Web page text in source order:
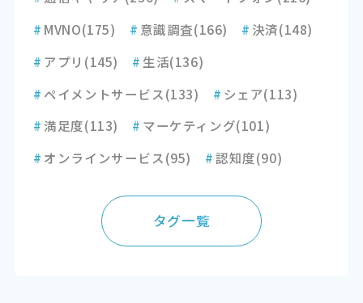
# MVNO(175) # 意識調査(166) # 決済(148)
# アプリ (145) # 生活(136)
# ペイメントサービス(133) # シェア(113)
#満足度(113) # マーケティング(101)
# オンラインサービス(95) #認知度(90)
タグ一覧